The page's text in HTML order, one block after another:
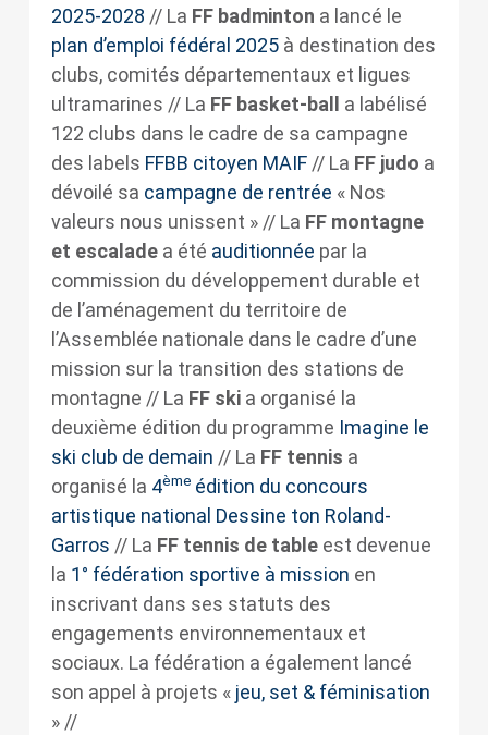
2025-2028 // La FF badminton a lancé le
plan d’emploi fédéral 2025à destination des
clubs, comités départementaux et ligues
ultramarines // La FF basket-ball a labélisé
122 clubs dans le cadre de sa campagne
des labels FFBB citoyen MAIF// La FF judo a
dévoilé sa campagne de rentrée « Nos
valeurs nous unissent » // La FF montagne
et escaladea été auditionnée par la
commission du développement durable et
de l’aménagement du territoire de
l’Assemblée nationale dans le cadre d’une
mission sur la transition des stations de
montagne // La FF skia organisé la
deuxième édition du programme Imagine le
ski club de demain // La FF tennis a
organisé la 4ème édition du concours
artistique national Dessine ton Roland-
Garros // La FF tennis de tableest devenue
la 1° fédération sportive à mission en
inscrivant dans ses statuts des
engagements environnementaux et
sociaux. La fédération a également lancé
son appel à projets « jeu, set & féminisation
» //